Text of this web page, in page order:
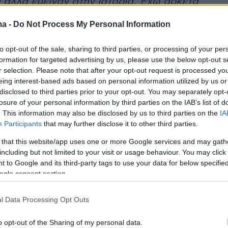
- Do Not Process My Personal Information
opt-out of the sale, sharing to third parties, or processing of your
for targeted advertising by us, please use the below opt-out
selection. Please note that after your opt-out request is processed
interest-based ads based on personal information utilized by us
to third parties prior to your opt-out. You may separately
of your personal information by third parties on the IAB’s list of
This information may also be disclosed by us to third parties on the
Participants that may further disclose it to other third parties.
that this website/app uses one or more Google services and may
but not limited to your visit or usage behaviour. You may
to Google and its third-party tags to use your data for below
consent section.
Data Processing Opt Outs
opt-out of the Sharing of my personal data.
συμμετοχές μάλιστα ήταν από ανάγκη,
τον Γιώργο Παρτσαλάκη. Βγήκα με το
χέρι, είχε από κάτω 400 άτομα και τους